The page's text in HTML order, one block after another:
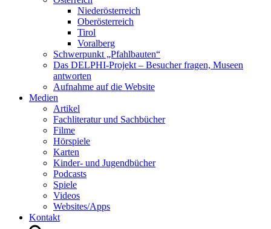
Niederösterreich
Oberösterreich
Tirol
Voralberg
Schwerpunkt „Pfahlbauten“
Das DELPHI-Projekt – Besucher fragen, Museen
antworten
Aufnahme auf die Website
Medien
Artikel
Fachliteratur und Sachbücher
Filme
Hörspiele
Karten
Kinder- und Jugendbücher
Podcasts
Spiele
Videos
Websites/Apps
Kontakt